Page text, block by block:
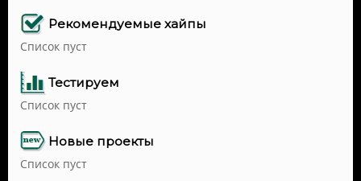
Рекомендуемые хайпы
Список пуст
Тестируем
Список пуст
Новые проекты
Список пуст